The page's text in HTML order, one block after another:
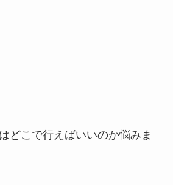
どこで行えばいいのか悩みま